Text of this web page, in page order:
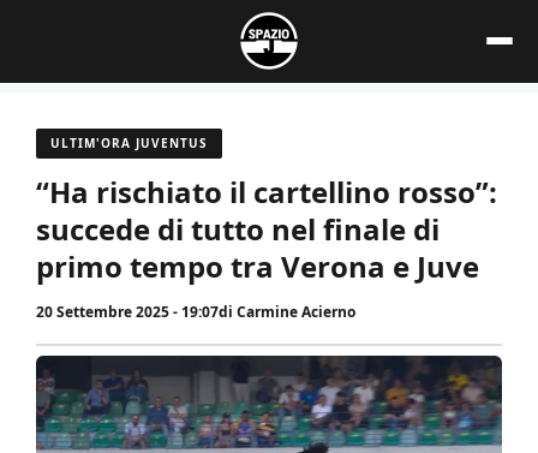
contenuto
ULTIM'ORA JUVENTUS
“Ha rischiato il cartellino rosso”:
succede di tutto nel finale di
primo tempo tra Verona e Juve
20 Settembre 2025 - 19:07di Carmine Acierno